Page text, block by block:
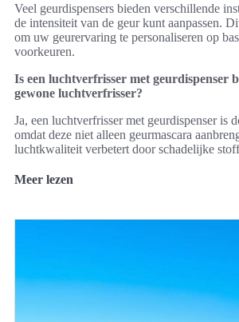
Veel geurdispensers bieden verschillende
de intensiteit van de geur kunt aanpassen.
om uw geurervaring te personaliseren op
voorkeuren.
Is een luchtverfrisser met geurdispenser
gewone luchtverfrisser?
Ja, een luchtverfrisser met geurdispenser is
omdat deze niet alleen geurmascara
luchtkwaliteit verbetert door schadelijke
Meer lezen